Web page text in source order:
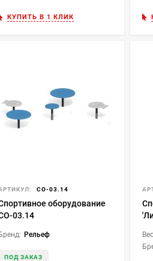
КУПИТЬ В 1 КЛИК
СО-03.14
оборудование
03.14
Рельеф
ПОД ЗАКАЗ